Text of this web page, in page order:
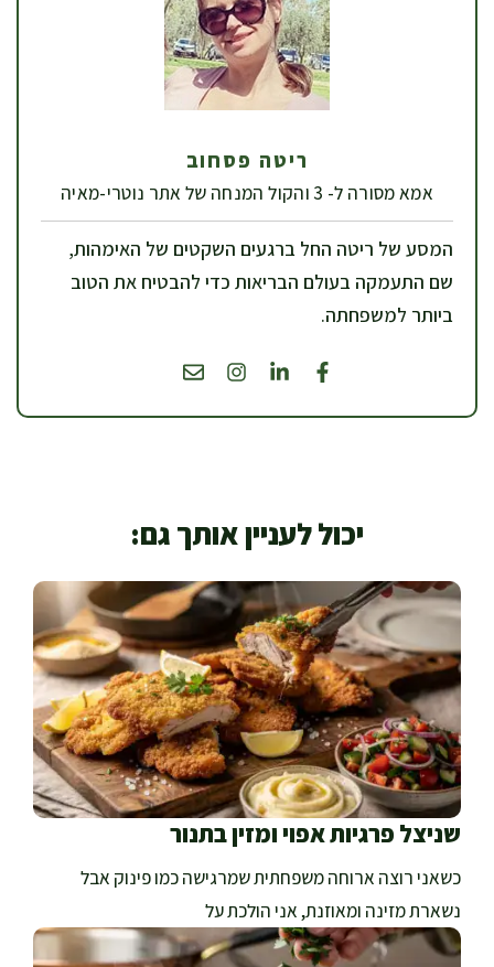
ריטה פסחוב
אמא מסורה ל- 3 והקול המנחה של אתר נוטרי-מאיה
המסע של ריטה החל ברגעים השקטים של האימהות,
שם התעמקה בעולם הבריאות כדי להבטיח את הטוב
ביותר למשפחתה.
יכול לעניין אותך גם:
שניצל פרגיות אפוי ומזין בתנור
כשאני רוצה ארוחה משפחתית שמרגישה כמו פינוק אבל
נשארת מזינה ומאוזנת, אני הולכת על